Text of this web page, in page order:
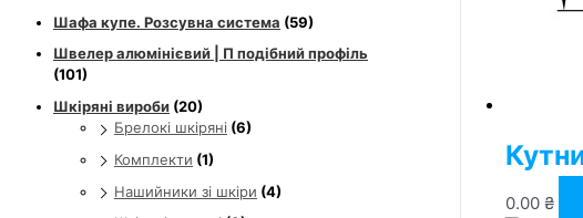
Шафа купе. Розсувна система (59)
Швелер алюмінієвий | П подібний профіль
(101)
Шкіряні вироби (20)
Брелокі шкіряні (6)
Комплекти (1)
Нашийники зі шкіри (4)
0.00₴